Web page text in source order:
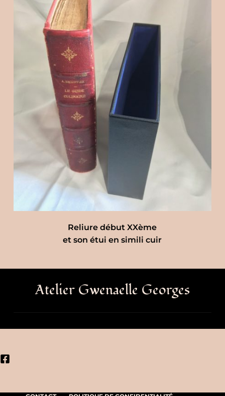
Reliure début XXème
et son étui en simili cuir
Atelier Gwenaelle Georges